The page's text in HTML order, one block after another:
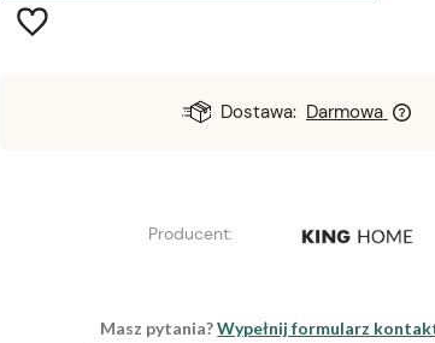
Dostawa: Darmowa
Producent:
Masz pytania?Wypełnij formularz